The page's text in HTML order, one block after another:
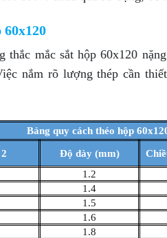
thắc mắc sắt hộp 60x120
nắm rõ lượng thép cần
Bảng quy cách théo hộp
Độ dày (mm)
1.2
1.4
1.5
1.6
1.8